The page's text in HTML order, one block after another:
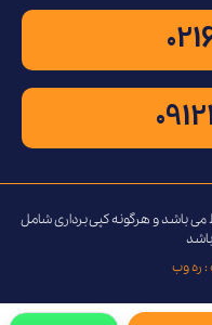
باشد و هرگونه کپی برداری شامل
ره وب